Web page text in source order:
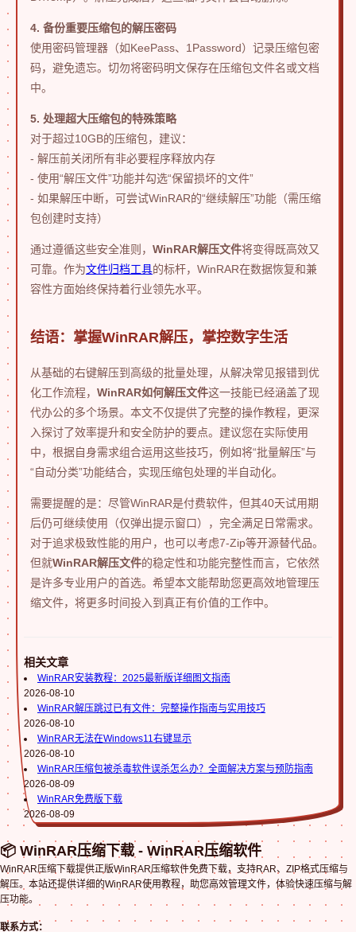
4. 备份重要压缩包的解压密码
使用密码管理器（如KeePass、1Password）记录压缩包密
码，避免遗忘。切勿将密码明文保存在压缩包文件名或文档
中。
5. 处理超大压缩包的特殊策略
对于超过10GB的压缩包，建议：
- 解压前关闭所有非必要程序释放内存
- 使用“解压文件”功能并勾选“保留损坏的文件”
- 如果解压中断，可尝试WinRAR的“继续解压”功能（需压缩
包创建时支持）
通过遵循这些安全准则， WinRAR解压文件将变得既高效又
可靠。作为文件归档工具的标杆，WinRAR在数据恢复和兼
容性方面始终保持着行业领先水平。
结语：掌握WinRAR解压，掌控数字生活
从基础的右键解压到高级的批量处理，从解决常见报错到优
化工作流程， WinRAR如何解压文件这一技能已经涵盖了现
代办公的多个场景。本文不仅提供了完整的操作教程，更深
入探讨了效率提升和安全防护的要点。建议您在实际使用
中，根据自身需求组合运用这些技巧，例如将“批量解压”与
“自动分类”功能结合，实现压缩包处理的半自动化。
需要提醒的是：尽管WinRAR是付费软件，但其40天试用期
后仍可继续使用（仅弹出提示窗口），完全满足日常需求。
对于追求极致性能的用户，也可以考虑7-Zip等开源替代品。
但就WinRAR解压文件的稳定性和功能完整性而言，它依然
是许多专业用户的首选。希望本文能帮助您更高效地管理压
缩文件，将更多时间投入到真正有价值的工作中。
相关文章
WinRAR安装教程：2025最新版详细图文指南
2026-08-10
WinRAR解压跳过已有文件：完整操作指南与实用技巧
2026-08-10
WinRAR无法在Windows11右键显示
2026-08-10
WinRAR压缩包被杀毒软件误杀怎么办？全面解决方案与预防指南
2026-08-09
WinRAR免费版下载
2026-08-09
📦 WinRAR压缩下载 - WinRAR压缩软件
WinRAR压缩下载提供正版WinRAR压缩软件免费下载，支持RAR、ZIP格式压缩与
解压。本站还提供详细的WinRAR使用教程，助您高效管理文件，体验快速压缩与解
压功能。
联系方式：